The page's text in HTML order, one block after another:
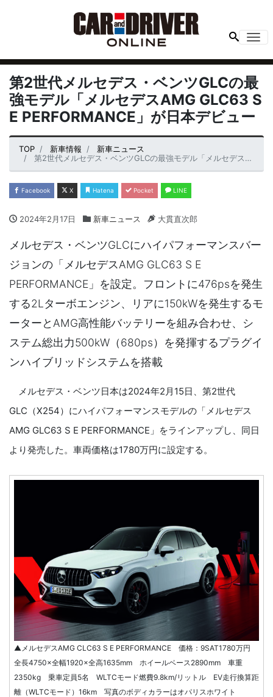
第2世代メルセデス・ベンツGLCの最
強モデル「メルセデスAMG GLC63 S
E PERFORMANCE」が日本デビュー
TOP 新車情報
新車ニュース
第2世代メルセデス・ベンツGLCの最強モデル「メルセデスAMG GLC63 S E PERFORMANCE」が日本デビュー
Facebook X Hatena Pocket LINE
2024年2月17日 新車ニュース 大貫直次郎
メルセデス・ベンツGLCにハイパフォーマンスバー
ジョンの「メルセデスAMG GLC63 S E
PERFORMANCE」を設定。フロントに476psを発生
する2Lターボエンジン、リアに150kWを発生するモ
ーターとAMG高性能バッテリーを組み合わせ、シ
ステム総出力500kW（680ps）を発揮するプラグイ
ンハイブリッドシステムを搭載
メルセデス・ベンツ日本は2024年2月15日、第2世代
GLC（X254）にハイパフォーマンスモデルの「メルセデス
AMG GLC63 S E PERFORMANCE」をラインアップし、同日
より発売した。車両価格は1780万円に設定する。
▲メルセデスAMG CLC63 S E PERFORMANCE 価格：9SAT1780万円
全長4750×全幅1920×全高1635mm ホイールベース2890mm 車重
2350kg 乗車定員5名 WLTCモード燃費9.8km/リットル EV走行換算距
離（WLTCモード）16km 写真のボディカラーはオパリスホワイト